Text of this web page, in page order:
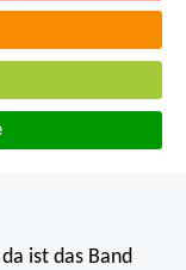
ist das Band